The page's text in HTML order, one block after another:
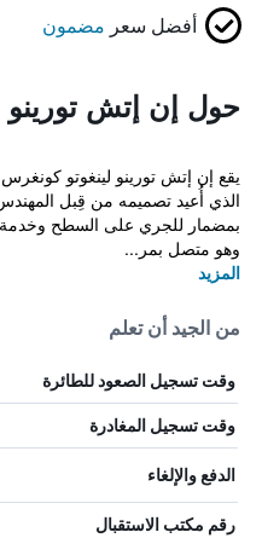
أفضل سعر مضمون
حول إن إتش تورينو
يقع إن إتش تورينو لينغوتو
الذي أُعيد تصميمه من قِبل المهندس
بمضمار للجري على السطح وخدمة
وهو متصل بمر...
المزيد
من الجيد أن تعلم
وقت تسجيل الصعود للطائرة
وقت تسجيل المغادرة
الدفع والإلغاء
رقم مكتب الاستقبال